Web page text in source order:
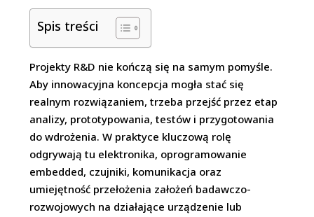
Spis treści
Projekty R&D nie kończą się na samym pomyśle.
Aby innowacyjna koncepcja mogła stać się
realnym rozwiązaniem, trzeba przejść przez etap
analizy, prototypowania, testów i przygotowania
do wdrożenia. W praktyce kluczową rolę
odgrywają tu elektronika, oprogramowanie
embedded, czujniki, komunikacja oraz
umiejętność przełożenia założeń badawczo-
rozwojowych na działające urządzenie lub